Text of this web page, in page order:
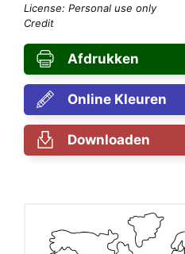
License: Personal use only
Credit
Afdrukken
Online Kleuren
Downloaden